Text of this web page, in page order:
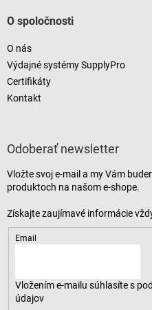
O spoločnosti
O nás
Výdajné systémy SupplyPro
Certifikáty
Kontakt
Odoberať newsletter
Vložte svoj e-mail a my Vám
produktoch na našom e-shope.
Email
Vložením e-mailu súhlasíte s
údajov